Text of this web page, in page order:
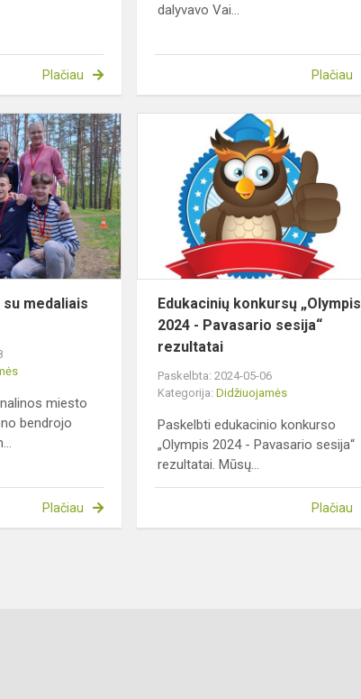
Plačiau
dalyvavo Vai...
Plačiau
kroso
varžybų
su
medaliais
ir
medaliais
miesto
bendrojo
Plačiau
Edukacinių konkursų „Olympis
2024 - Pavasario sesija“
rezultatai
Paskelbta: 2024-05-06
Kategorija:Didžiuojamės
Paskelbti edukacinio konkurso
„Olympis 2024 - Pavasario sesija“
rezultatai. Mūsų...
Plačiau